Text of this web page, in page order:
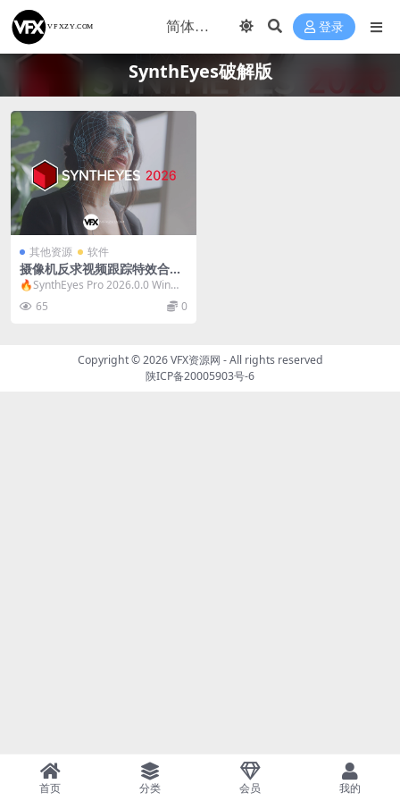
登录
SynthEyes破解版
其他资源 软件
摄像机反求视频跟踪特效合成
软件 SynthEyes Pro 2026.0.
0 Win破解版
🔥SynthEyes Pro 2026.0.0 Win摄
65 0
Copyright © 2026VFX资源网 - All rights reserved
陕ICP备20005903号-6
首页 分类 会员 我的